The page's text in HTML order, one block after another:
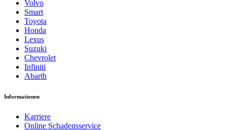
Volvo
Smart
Toyota
Honda
Lexus
Suzuki
Chevrolet
Infiniti
Abarth
Informationen
Karriere
Online Schadensservice